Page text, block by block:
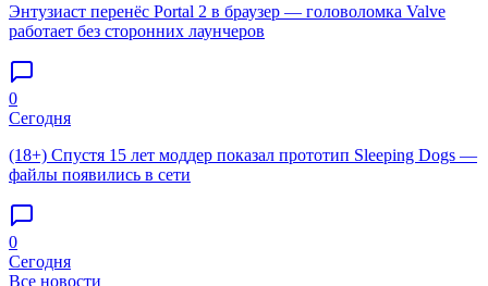
Энтузиаст перенёс Portal 2 в браузер — головоломка Valve
работает без сторонних лаунчеров
0
Сегодня
(18+) Спустя 15 лет моддер показал прототип Sleeping Dogs —
файлы появились в сети
0
Сегодня
Все новости